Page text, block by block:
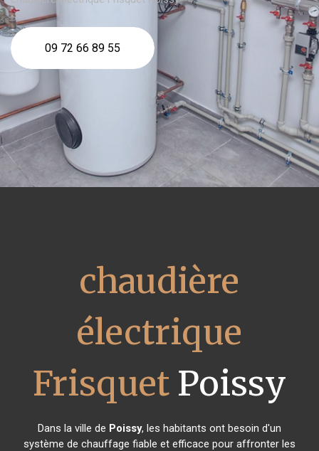
09 72 66 89 55
chaudière
électrique
FrisquetPoissy
Dans la ville de Poissy, les habitants ont besoin d'un
système de chauffage fiable et efficace pour affronter les